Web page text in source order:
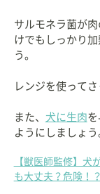
サルモネラ菌が
けでもしっかり
う。
レンジを使って
また、 犬に生肉
ようにしましょう
【獣医師監修】犬
も大丈夫？危険！